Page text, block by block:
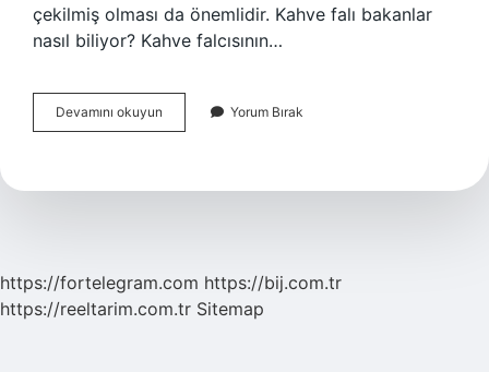
çekilmiş olması da önemlidir. Kahve falı bakanlar
nasıl biliyor? Kahve falcısının…
Devamını okuyun
Falı
Yorum Bırak
https://fortelegram.com https://bij.com.tr
https://reeltarim.com.tr Sitemap